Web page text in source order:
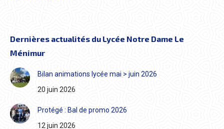
Dernières actualités du Lycée Notre Dame Le
Ménimur
Bilan animations lycée mai > juin 2026
20 juin 2026
Protégé : Bal de promo 2026
12 juin 2026